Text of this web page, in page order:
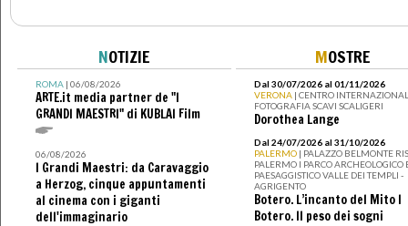
NOTIZIE
ROMA| 06/08/2026
ARTE.it media partner de "I
GRANDI MAESTRI" di KUBLAI Film
06/08/2026
I Grandi Maestri: da Caravaggio
a Herzog, cinque appuntamenti
al cinema con i giganti
dell'immaginario
MOSTRE
Dal 30/07/2026 al 01/11/2026
VERONA | CENTRO
FOTOGRAFIA SCAVI SCALIGERI
Dorothea Lange
Dal 24/07/2026 al 31/10/2026
PALERMO | PALAZZO BELMONTE
PALERMO I PARCO ARCHEOLOGICO
PAESAGGISTICO VALLE DEI TEMPLI -
AGRIGENTO
Botero. L’incanto del Mito I
Botero. Il peso dei sogni